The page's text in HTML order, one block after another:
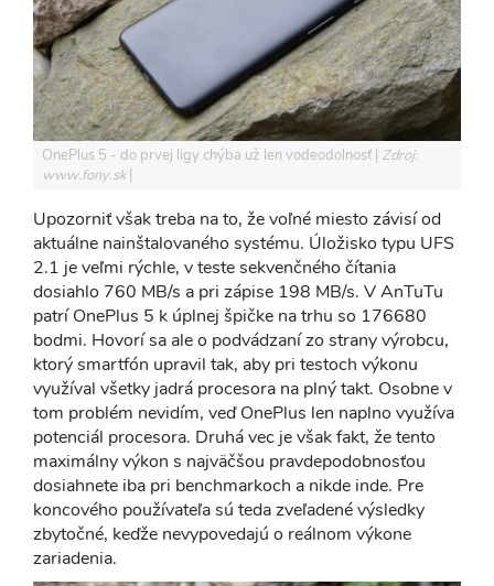
OnePlus 5 - do prvej ligy chýba už len vodeodolnosť Zdroj:
www.fony.sk
Upozorniť však treba na to, že voľné miesto závisí od
aktuálne nainštalovaného systému. Úložisko typu UFS
2.1 je veľmi rýchle, v teste sekvenčného čítania
dosiahlo 760 MB/s a pri zápise 198 MB/s. V AnTuTu
patrí OnePlus 5 k úplnej špičke na trhu so 176680
bodmi. Hovorí sa ale o podvádzaní zo strany výrobcu,
ktorý smartfón upravil tak, aby pri testoch výkonu
využíval všetky jadrá procesora na plný takt. Osobne v
tom problém nevidím, veď OnePlus len naplno využíva
potenciál procesora. Druhá vec je však fakt, že tento
maximálny výkon s najväčšou pravdepodobnosťou
dosiahnete iba pri benchmarkoch a nikde inde. Pre
koncového používateľa sú teda zveľadené výsledky
zbytočné, keďže nevypovedajú o reálnom výkone
zariadenia.